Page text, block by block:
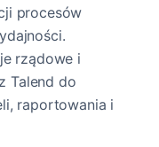
procesów
rządowe i
Talend do
raportowania i